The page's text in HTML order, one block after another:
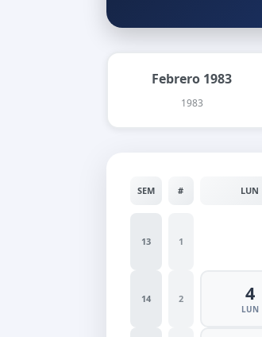
Febrero 1983
1983
SEM # LUN
13 1
14 2 4
LUN